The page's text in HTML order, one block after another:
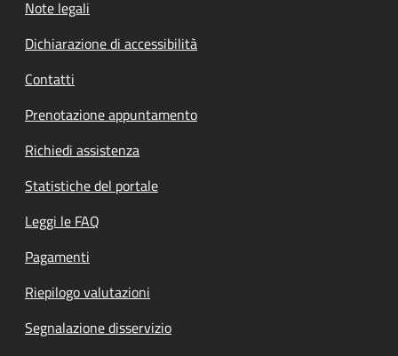
Note legali
Dichiarazione di accessibilità
Contatti
Prenotazione appuntamento
Richiedi assistenza
Statistiche del portale
Leggi le FAQ
Pagamenti
Riepilogo valutazioni
Segnalazione disservizio